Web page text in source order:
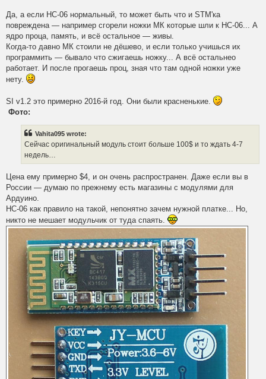
Да, а если HC-06 нормальный, то может быть что и STM'ка
повреждена — например сгорели ножки МК которые шли к HC-06... А
ядро проца, память, и всё остальное — живы.
Когда-то давно МК стоили не дёшево, и если только учишься их
программить — бывало что сжигаешь ножку... А всё остальнео
работает. И после прогаешь проц, зная что там одной ножки уже
нету.
SI v1.2 это примерно 2016-й год. Они были красненькие.
Фото:
Vahita095 wrote:
Сейчас оригинальный модуль стоит больше 100$ и то ждать 4-7
недель…
Цена ему примерно $4, и он очень распространен. Даже если вы в
России — думаю по прежнему есть магазины с модулями для
Ардуино.
HC-06 как правило на такой, непонятно зачем нужной платке... Но,
никто не мешает модульчик от туда спаять.